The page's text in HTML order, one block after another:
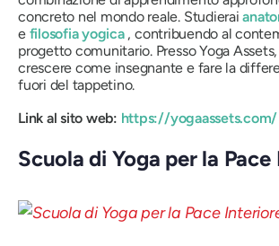
concreto nel mondo reale. Studierai
e filosofia yogica, contribuendo al
progetto comunitario. Presso Yoga
crescere come insegnante e fare la
fuori del tappetino.
Link al sito web: https://yogaassets.com/
Scuola di Yoga per la